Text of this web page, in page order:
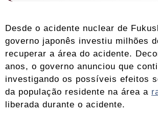
Desde o acidente nuclear de
governo japonês investiu milhões
recuperar a área do acidente.
anos, o governo anunciou que
investigando os possíveis efeitos
da população residente na área a
liberada durante o acidente.